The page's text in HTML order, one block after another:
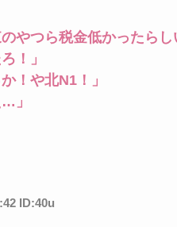
やつら税金低かったら
！」
！や北N1！」
」
ID:40u